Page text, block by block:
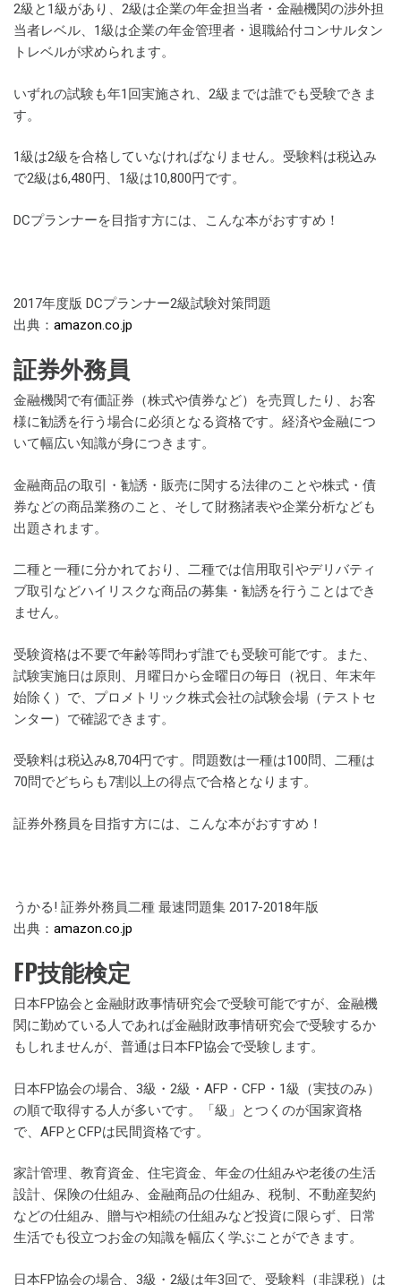
2級と1級があり、2級は企業の年金担当者・金融機関の渉外担
当者レベル、1級は企業の年金管理者・退職給付コンサルタン
トレベルが求められます。
いずれの試験も年1回実施され、2級までは誰でも受験できま
す。
1級は2級を合格していなければなりません。受験料は税込み
で2級は6,480円、1級は10,800円です。
DCプランナーを目指す方には、こんな本がおすすめ！
2017年度版 DCプランナー2級試験対策問題
出典： amazon.co.jp
証券外務員
金融機関で有価証券（株式や債券など）を売買したり、お客
様に勧誘を行う場合に必須となる資格です。経済や金融につ
いて幅広い知識が身につきます。
金融商品の取引・勧誘・販売に関する法律のことや株式・債
券などの商品業務のこと、そして財務諸表や企業分析なども
出題されます。
二種と一種に分かれており、二種では信用取引やデリバティ
ブ取引などハイリスクな商品の募集・勧誘を行うことはでき
ません。
受験資格は不要で年齢等問わず誰でも受験可能です。また、
試験実施日は原則、月曜日から金曜日の毎日（祝日、年末年
始除く）で、プロメトリック株式会社の試験会場（テストセ
ンター）で確認できます。
受験料は税込み8,704円です。問題数は一種は100問、二種は
70問でどちらも7割以上の得点で合格となります。
証券外務員を目指す方には、こんな本がおすすめ！
うかる! 証券外務員二種 最速問題集 2017-2018年版
出典： amazon.co.jp
FP技能検定
日本FP協会と金融財政事情研究会で受験可能ですが、金融機
関に勤めている人であれば金融財政事情研究会で受験するか
もしれませんが、普通は日本FP協会で受験します。
日本FP協会の場合、3級・2級・AFP・CFP・1級（実技のみ）
の順で取得する人が多いです。「級」とつくのが国家資格
で、AFPとCFPは民間資格です。
家計管理、教育資金、住宅資金、年金の仕組みや老後の生活
設計、保険の仕組み、金融商品の仕組み、税制、不動産契約
などの仕組み、贈与や相続の仕組みなど投資に限らず、日常
生活でも役立つお金の知識を幅広く学ぶことができます。
日本FP協会の場合、3級・2級は年3回で、受験料（非課税）は